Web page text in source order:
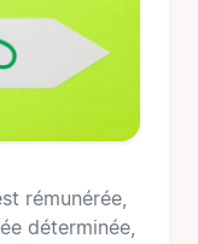
rémunérée,
déterminée,